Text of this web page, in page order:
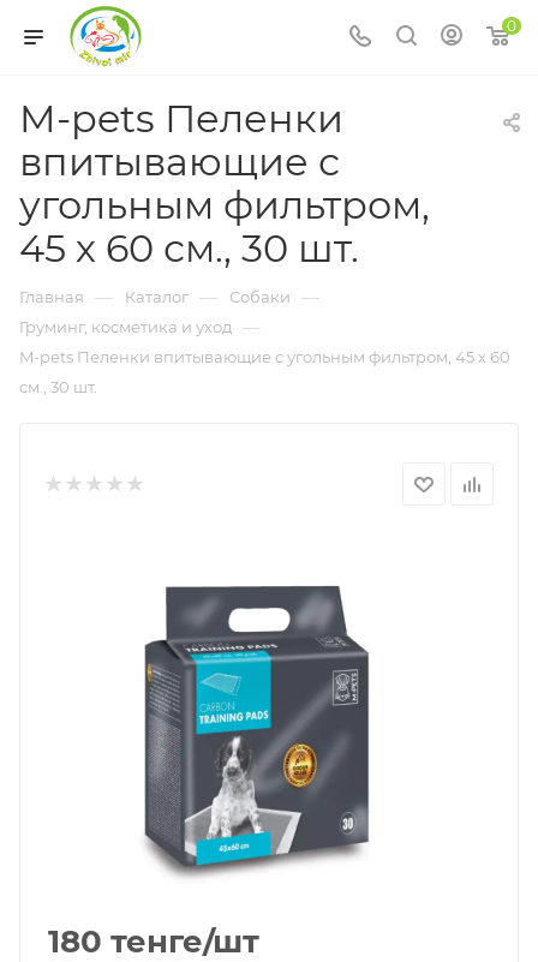
0
M-pets Пеленки
впитывающие с
угольным фильтром,
45 х 60 см., 30 шт.
Главная — Каталог — Собаки —
Груминг, косметика и уход —
M-pets Пеленки впитывающие с угольным фильтром, 45 х 60
см., 30 шт.
180 тенге/шт